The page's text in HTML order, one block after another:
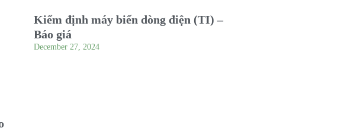
Kiểm định máy biến dòng điện (TI) –
Báo giá
December 27, 2024